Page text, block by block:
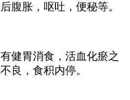
腹胀，呕吐，便秘等。
健胃消食，活血化瘀之
良，食积内停。